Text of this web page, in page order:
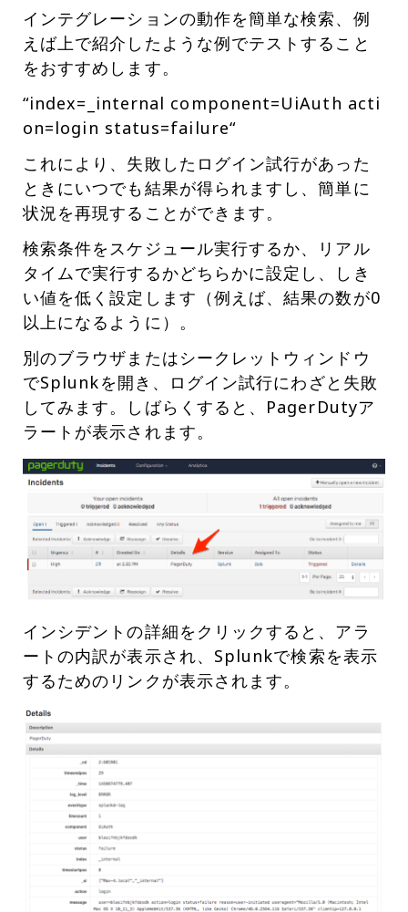
インテグレーションの動作を簡単な検索、例
えば上で紹介したような例でテストすること
をおすすめします。
“index=_internal component=UiAuth acti
on=login status=failure“
これにより、失敗したログイン試行があった
ときにいつでも結果が得られますし、簡単に
状況を再現することができます。
検索条件をスケジュール実行するか、リアル
タイムで実行するかどちらかに設定し、しき
い値を低く設定します（例えば、結果の数が0
以上になるように）。
別のブラウザまたはシークレットウィンドウ
でSplunkを開き、ログイン試行にわざと失敗
してみます。しばらくすると、PagerDutyア
ラートが表示されます。
インシデントの詳細をクリックすると、アラ
ートの内訳が表示され、Splunkで検索を表示
するためのリンクが表示されます。